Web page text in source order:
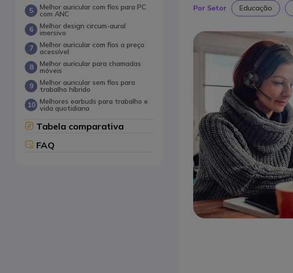
Melhor auricular com fios para PC
com ANC
Melhor design circum-aural
imersivo
Melhor auricular com fios a preço
acessível
Melhor auricular para chamadas
móveis
Melhor auricular sem fios para
trabalho híbrido
Melhores earbuds para trabalho e
vida quotidiana
Tabela comparativa
FAQ
Por Setor Educação